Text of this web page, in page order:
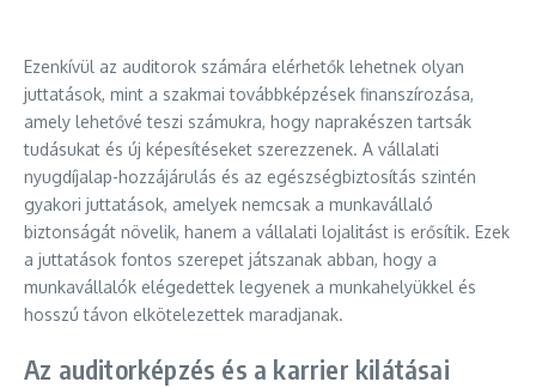
Ezenkívül az auditorok számára elérhetők lehetnek olyan
juttatások, mint a szakmai továbbképzések finanszírozása,
amely lehetővé teszi számukra, hogy naprakészen tartsák
tudásukat és új képesítéseket szerezzenek. A vállalati
nyugdíjalap-hozzájárulás és az egészségbiztosítás szintén
gyakori juttatások, amelyek nemcsak a munkavállaló
biztonságát növelik, hanem a vállalati lojalitást is erősítik. Ezek
a juttatások fontos szerepet játszanak abban, hogy a
munkavállalók elégedettek legyenek a munkahelyükkel és
hosszú távon elkötelezettek maradjanak.
Az auditorképzés és a karrier kilátásai